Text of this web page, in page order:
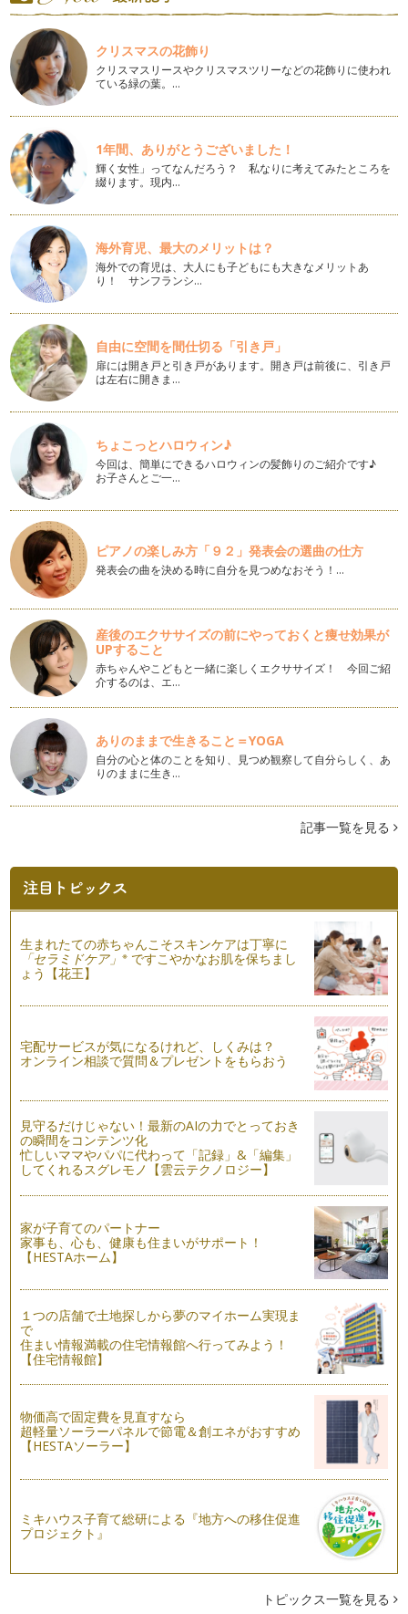
父の日のお花
今年の父の日は ６月１９日。母の日に比べて忘れられがちな
父の日ですが毎年６月の第三日曜日が…
お花屋さんでお花を選んで飾ってみよう
春は桜や菜の花チューリップなど 一斉にお花が咲き始める季
節。…
お花バスケットの作り方
こどもが手に持つと可愛い バスケット。 そんなバスケット
をお花で装飾する作り方をご…
押し花の飾り方
子育て期に気軽に飾れるお花のひとつに押し花があります。
今回…
ドライフラワーで作るナチュラルリースの作り方
お庭の花や誰かにもらったブーケの花を記念に残したいとき、
ドライフラワーのリースにするのがお…
プリザーブドグリーンで作るミニリースの作り方
近年プリザーブドフラワーには葉物やグリーンなどの種類も豊
富になってきました。 今回…
丸めて簡単！ユーカリのインテリアリース
・ユーカリやドライになる木の枝数本 …
クリスマスの花飾り
クリスマスリースやクリスマスツリーなどの花飾りに使われ
ている緑の葉。…
1年間、ありがとうございました！
輝く女性」ってなんだろう？ 私なりに考えてみたところを
綴ります。現内…
海外育児、最大のメリットは？
海外での育児は、大人にも子どもにも大きなメリットあ
り！ サンフランシ…
自由に空間を間仕切る「引き戸」
扉には開き戸と引き戸があります。開き戸は前後に、引き戸
は左右に開きま…
ちょこっとハロウィン♪
今回は、簡単にできるハロウィンの髪飾りのご紹介です♪
お子さんとご一…
ピアノの楽しみ方「９２」発表会の選曲の仕方
発表会の曲を決める時に自分を見つめなおそう！…
産後のエクササイズの前にやっておくと痩せ効果が
UPすること
赤ちゃんやこどもと一緒に楽しくエクササイズ！ 今回ご紹
介するのは、エ…
ありのままで生きること＝YOGA
自分の心と体のことを知り、見つめ観察して自分らしく、あ
りのままに生き…
記事一覧を見る
生まれたての赤ちゃんこそスキンケアは丁寧に
「セラミドケア」※ ですこやかなお肌を保ちまし
ょう【花王】
宅配サービスが気になるけれど、しくみは？
オンライン相談で質問＆プレゼントをもらおう
見守るだけじゃない！最新のAIの力でとっておき
の瞬間をコンテンツ化
忙しいママやパパに代わって「記録」&「編集」
してくれるスグレモノ【雲云テクノロジー】
家が子育てのパートナー
家事も、心も、健康も住まいがサポート！
【HESTAホーム】
１つの店舗で土地探しから夢のマイホーム実現ま
で
住まい情報満載の住宅情報館へ行ってみよう！
【住宅情報館】
物価高で固定費を見直すなら
超軽量ソーラーパネルで節電＆創エネがおすすめ
【HESTAソーラー】
ミキハウス子育て総研による『地方への移住促進
プロジェクト』
トピックス一覧を見る